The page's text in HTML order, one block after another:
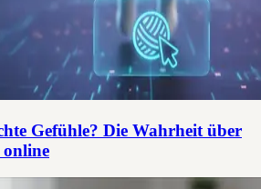
Gefühle? Die Wahrheit über